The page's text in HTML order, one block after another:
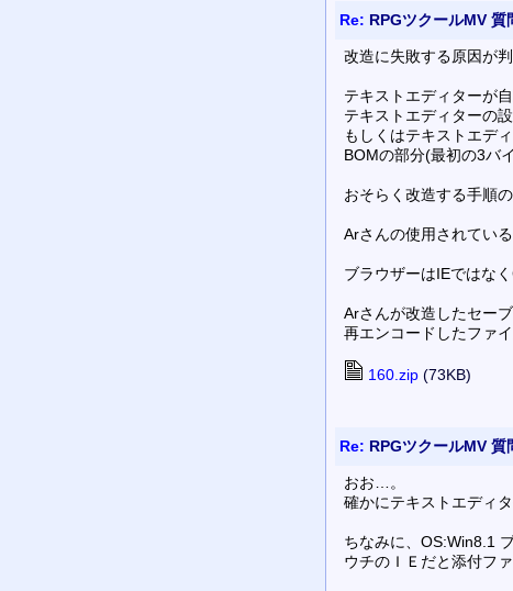
Re: RPGツクールMV 質
改造に失敗する原因が
テキストエディターが
テキストエディターの
もしくはテキストエデ
BOMの部分(最初の3バ
おそらく改造する手順
Arさんの使用されてい
ブラウザーはIEではな
Arさんが改造したセー
再エンコードしたファ
160.zip (73KB)
Re: RPGツクールMV 質
おお…。
確かにテキストエディ
ちなみに、OS:Win8.1
ウチのＩＥだと添付フ